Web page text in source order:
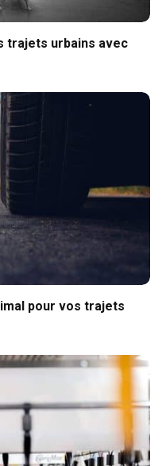
trajets urbains avec
pour vos trajets